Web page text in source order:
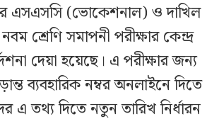
এসএসসি (ভোকেশনাল) ও দাখিল
শ্রেণি সমাপনী পরীক্ষার কেন্দ্র
দেয়া হয়েছে। এ পরীক্ষার জন্য
ব্যবহারিক নম্বর অনলাইনে দিতে
এ তথ্য দিতে নতুন তারিখ নির্ধারন